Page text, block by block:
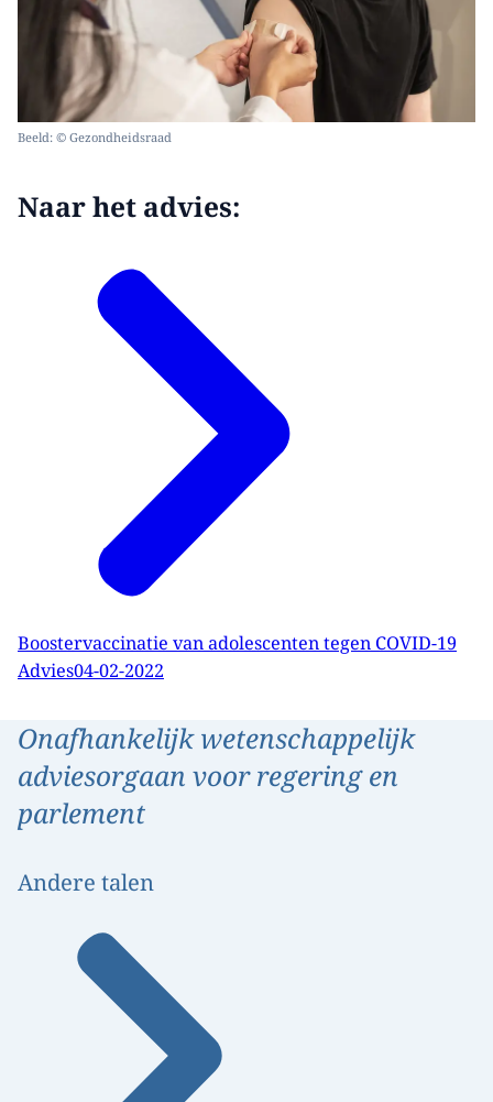
Beeld: © Gezondheidsraad
Naar het advies:
Boostervaccinatie van adolescenten tegen COVID-19
Advies04-02-2022
Onafhankelijk wetenschappelijk
adviesorgaan voor regering en
parlement
Andere talen